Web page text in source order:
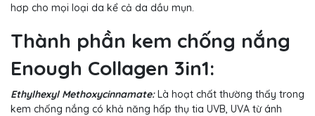
hơp cho mọi loại da kể cả da dầu mụn.
Thành phần kem chống nắng
Enough Collagen 3in1:
Ethylhexyl Methoxycinnamate:Là hoạt chất thường thấy trong
kem chống nắng có khả năng hấp thụ tia UVB, UVA từ ánh